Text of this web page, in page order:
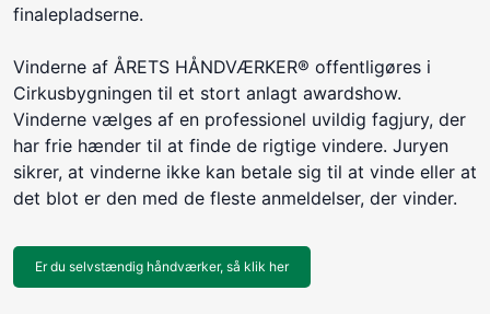
finalepladserne.
Vinderne af ÅRETS HÅNDVÆRKER® offentligøres i
Cirkusbygningen til et stort anlagt awardshow.
Vinderne vælges af en professionel uvildig fagjury, der
har frie hænder til at finde de rigtige vindere. Juryen
sikrer, at vinderne ikke kan betale sig til at vinde eller at
det blot er den med de fleste anmeldelser, der vinder.
Er du selvstændig håndværker, så klik her